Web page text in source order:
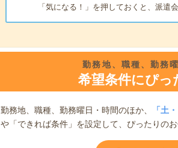
「気になる！」を押しておくと、派遣
勤務地、職種、勤務
希望条件にぴ
勤務地、職種、勤務曜日・時間のほか、 「土
や「できれば条件」を設定して、ぴったりの